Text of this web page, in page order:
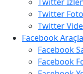
Twitter
Twitter
Facebook
Facebook
Facebook